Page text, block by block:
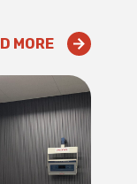
MORE